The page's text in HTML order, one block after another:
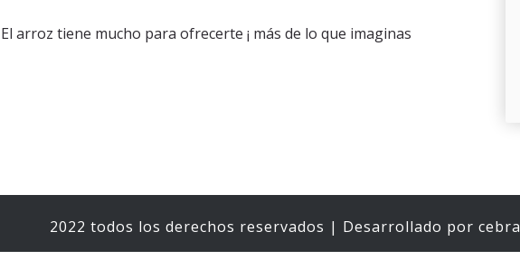
El arroz tiene mucho para ofrecerte ¡ más de lo que imaginas
2022 todos los derechos reservados | Desarrollado por cebra